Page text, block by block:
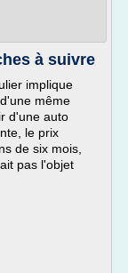
à suivre
implique
même
d'une auto
le prix
de six mois,
pas l'objet